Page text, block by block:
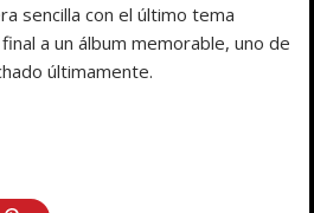
sencilla con el último tema
a un álbum memorable, uno de
últimamente.